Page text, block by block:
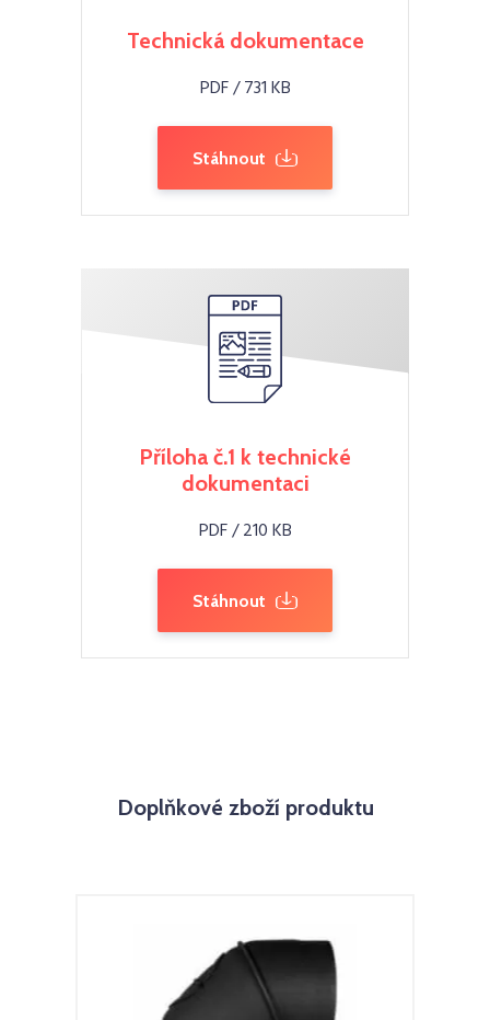
Technická dokumentace
PDF / 731 KB
Stáhnout
Příloha č.1 k technické
dokumentaci
PDF / 210 KB
Stáhnout
Doplňkové zboží produktu